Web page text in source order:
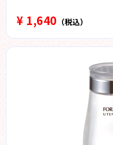
¥ 1,640 （税込）